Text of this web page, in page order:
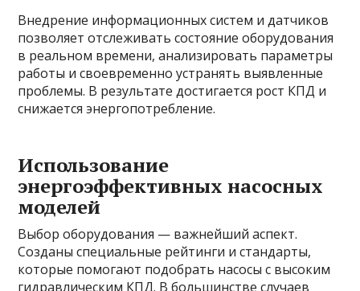
Внедрение информационных систем и датчиков
позволяет отслеживать состояние оборудования
в реальном времени, анализировать параметры
работы и своевременно устранять выявленные
проблемы. В результате достигается рост КПД и
снижается энергопотребление.
Использование
энергоэффективных насосных
моделей
Выбор оборудования — важнейший аспект.
Созданы специальные рейтинги и стандарты,
которые помогают подобрать насосы с высоким
гидравлическим КПД. В большинстве случаев